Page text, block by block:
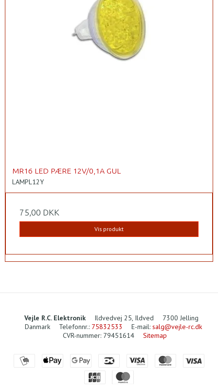
MR16 LED PÆRE 12V/0,1A GUL
LAMPL12Y
75,00 DKK
Vis produkt
Vejle R.C. Elektronik Ildvedvej 25, Ildved
7300 Jelling
Danmark
Telefonnr.: 75832533 E-mail: salg@vejle-rc.dk
CVR-nummer: 79451614 Sitemap